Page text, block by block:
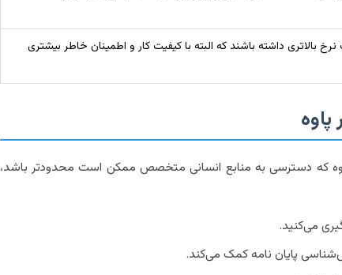
بالاتری داشته باشند که البته با کیفیت کار و اطمینان خاطر بیشتری
که دسترسی به منابع انسانی متخصص ممکن است محدودتر باشد،
می‌کنید.
پایان نامه کمک می‌کند.